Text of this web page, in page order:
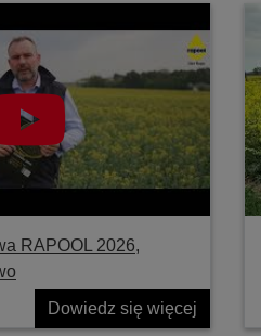
RAPOOL 2026,
Dowiedz się więcej